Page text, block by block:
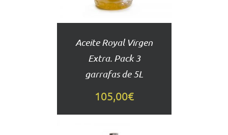
Aceite Royal Virgen
Extra. Pack 3
garrafas de 5L
105,00€